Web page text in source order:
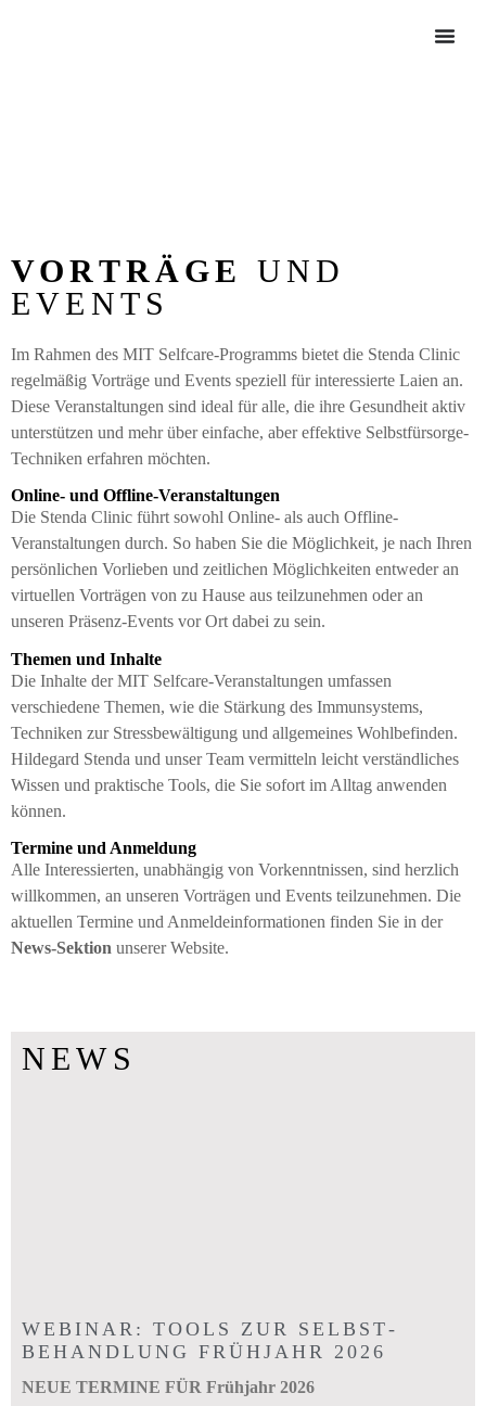
VORTRÄGE
UND
EVENTS
Im Rahmen des MIT Selfcare-Programms bietet die Stenda Clinic
regelmäßig Vorträge und Events speziell für interessierte Laien an.
Diese Veranstaltungen sind ideal für alle, die ihre Gesundheit aktiv
unterstützen und mehr über einfache, aber effektive Selbstfürsorge-
Techniken erfahren möchten.
Online- und Offline-Veranstaltungen
Die Stenda Clinic führt sowohl Online- als auch Offline-
Veranstaltungen durch. So haben Sie die Möglichkeit, je nach Ihren
persönlichen Vorlieben und zeitlichen Möglichkeiten entweder an
virtuellen Vorträgen von zu Hause aus teilzunehmen oder an
unseren Präsenz-Events vor Ort dabei zu sein.
Themen und Inhalte
Die Inhalte der MIT Selfcare-Veranstaltungen umfassen
verschiedene Themen, wie die Stärkung des Immunsystems,
Techniken zur Stressbewältigung und allgemeines Wohlbefinden.
Hildegard Stenda und unser Team vermitteln leicht verständliches
Wissen und praktische Tools, die Sie sofort im Alltag anwenden
können.
Termine und Anmeldung
Alle Interessierten, unabhängig von Vorkenntnissen, sind herzlich
willkommen, an unseren Vorträgen und Events teilzunehmen. Die
aktuellen Termine und Anmeldeinformationen finden Sie in der
News-Sektion unserer Website.
NEWS
WEBINAR: TOOLS ZUR SELBST­
BEHANDLUNG FRÜHJAHR 2026
NEUE TERMINE FÜR Frühjahr 2026